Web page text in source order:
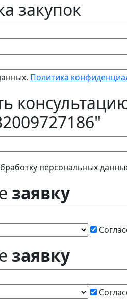
закупок
Политика
персональных
заявку
заявку